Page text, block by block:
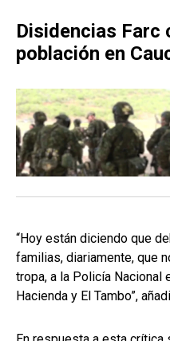
Disidencias Farc
población en
“Hoy están diciendo que
familias, diariamente, que
tropa, a la Policía Nacional
Hacienda y El Tambo”,